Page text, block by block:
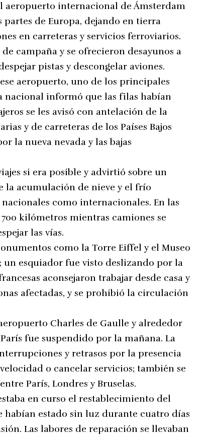
aeropuerto internacional de Ámsterdam
partes de Europa, dejando en tierra
en carreteras y servicios ferroviarios.
campaña y se ofrecieron desayunos a
pistas y descongelar aviones.
aeropuerto, uno de los principales
nacional informó que las filas habían
se les avisó con antelación de la
y de carreteras de los Países Bajos
la nueva nevada y las bajas
si era posible y advirtió sobre un
la acumulación de nieve y el frío
como internacionales. En las
kilómetros mientras camiones se
las vías.
como la Torre Eiffel y el Museo
esquiador fue visto deslizando por la
aconsejaron trabajar desde casa y
afectadas, y se prohibió la circulación
Charles de Gaulle y alrededor
fue suspendido por la mañana. La
y retrasos por la presencia
o cancelar servicios; también se
París, Londres y Bruselas.
en curso el restablecimiento del
estado sin luz durante cuatro días
Las labores de reparación se llevaban